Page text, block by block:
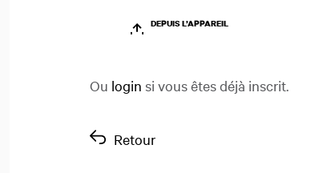
DEPUIS L’APPAREIL
Ou login si vous êtes déjà inscrit.
Retour